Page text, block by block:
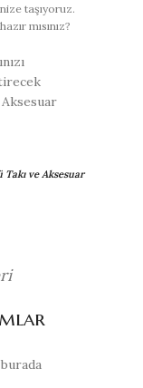
taşıyoruz.
mısınız?
Takı ve Aksesuar